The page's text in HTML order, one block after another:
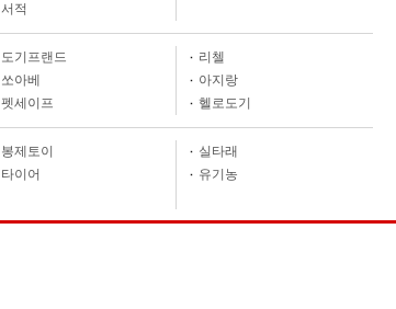
서적
도기프랜드
리첼
쏘아베
아지랑
펫세이프 헬로도기
봉제토이
실타래
타이어
유기농